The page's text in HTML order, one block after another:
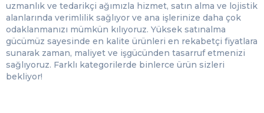
French Press: Yavaş demleme yöntemi ile kahve hazırlar.
Basit kullanımı ve yoğun lezzeti ile tercih edilir.
Single-Serve (Tek Kullanımlık) Kahve Makineleri: Tek
kişilik kahve hazırlamak için pratik çözümler sunar. Kapsül
veya poşet sistemleri ile çalışabilirler.
uzmanlık ve tedarikçi ağımızla hizmet, satın alma ve lojistik
alanlarında verimlilik sağlıyor ve ana işlerinize daha çok
odaklanmanızı mümkün kılıyoruz. Yüksek satınalma
gücümüz sayesinde en kalite ürünleri en rekabetçi fiyatlara
sunarak zaman, maliyet ve işgücünden tasarruf etmenizi
sağlıyoruz. Farklı kategorilerde binlerce ürün sizleri
bekliyor!